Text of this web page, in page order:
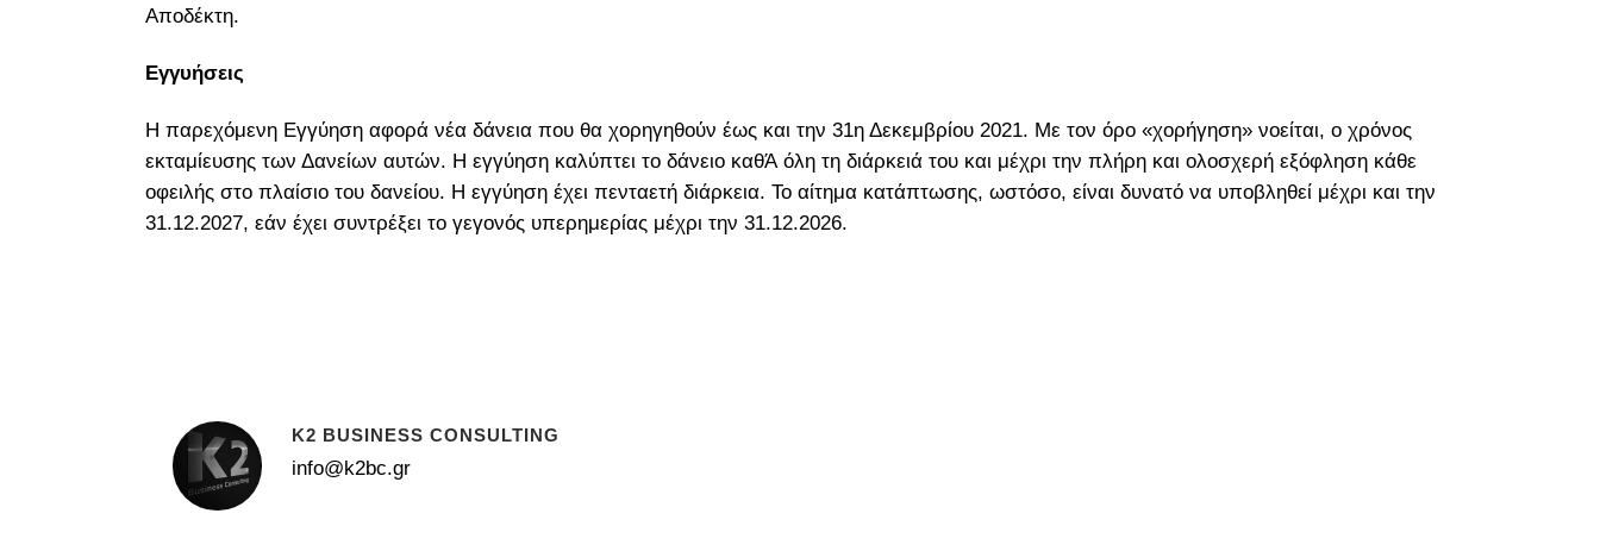
Αποδέκτη.
Εγγυήσεις
Η παρεχόμενη Εγγύηση αφορά νέα δάνεια που θα χορηγηθούν έως και την 31η Δεκεμβρίου 2021. Με τον όρο «χορήγηση» νοείται, ο χρόνος
εκταμίευσης των Δανείων αυτών. Η εγγύηση καλύπτει το δάνειο καθΆ όλη τη διάρκειά του και μέχρι την πλήρη και ολοσχερή εξόφληση κάθε
οφειλής στο πλαίσιο του δανείου. Η εγγύηση έχει πενταετή διάρκεια. Το αίτημα κατάπτωσης, ωστόσο, είναι δυνατό να υποβληθεί μέχρι και την
31.12.2027, εάν έχει συντρέξει το γεγονός υπερημερίας μέχρι την 31.12.2026.
K2 BUSINESS CONSULTING
info@k2bc.gr